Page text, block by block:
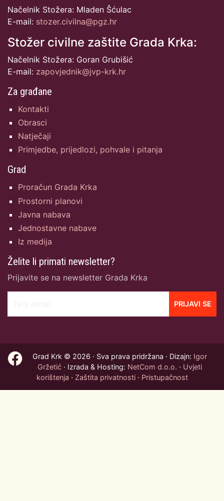
Načelnik Stožera: Mladen Šćulac
E-mail: stozer.civilna@pgz.hr
Stožer civilne zaštite Grada Krka:
Načelnik Stožera: Goran Grubišić
E-mail: zapovjednik@jvp-krk.hr
Za građane
Kontakti
Obrasci
Natječaji
Primjedbe, prijedlozi, pohvale i pitanja
Grad
Proračun Grada Krka
Prostorni planovi
Javna nabava
Jednostavne nabave
Iz medija
Želite li primati newsletter?
Prijavite se na newsletter Grada Krka
PRIJAVI SE
Grad Krk © 2026 · Sva prava pridržana · Dizajn: Igor
Gržetić· Izrada & Hosting: NetCom d.o.o. · Uvjeti
korištenja · Zaštita privatnosti· Pristupačnost